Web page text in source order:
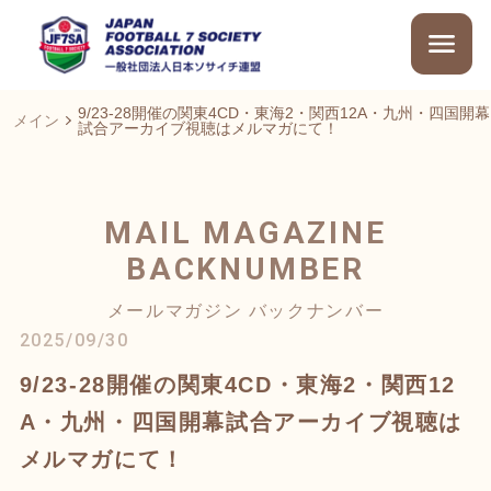
メイン
9/23-28開催の関東4CD・東海2・関西12A・九州・四国開幕
試合アーカイブ視聴はメルマガにて！
MAIL MAGAZINE
BACKNUMBER
メールマガジン バックナンバー
2025/09/30
9/23-28開催の関東4CD・東海2・関西12
A・九州・四国開幕試合アーカイブ視聴は
メルマガにて！